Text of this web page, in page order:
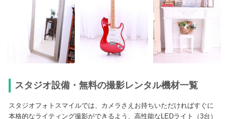
スタジオ設備・無料の撮影レンタル機材一覧
スタジオフォトスマイルでは、カメラさえお持ちいただければすぐに
本格的なライティング撮影ができるよう、 高性能なLEDライト（3台）